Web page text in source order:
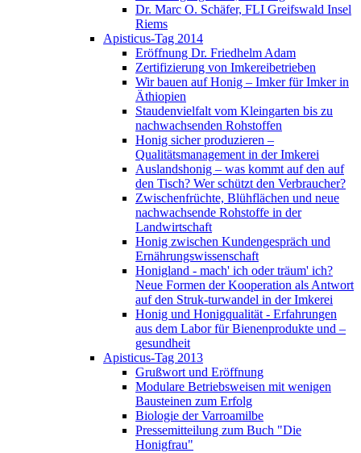
Dr. Marc O. Schäfer, FLI Greifswald Insel
Riems
Apisticus-Tag 2014
Eröffnung Dr. Friedhelm Adam
Zertifizierung von Imkereibetrieben
Wir bauen auf Honig – Imker für Imker in
Äthiopien
Staudenvielfalt vom Kleingarten bis zu
nachwachsenden Rohstoffen
Honig sicher produzieren –
Qualitätsmanagement in der Imkerei
Auslandshonig – was kommt auf den auf
den Tisch? Wer schützt den Verbraucher?
Zwischenfrüchte, Blühflächen und neue
nachwachsende Rohstoffe in der
Landwirtschaft
Honig zwischen Kundengespräch und
Ernährungswissenschaft
Honigland - mach' ich oder träum' ich?
Neue Formen der Kooperation als Antwort
auf den Struk-turwandel in der Imkerei
Honig und Honigqualität - Erfahrungen
aus dem Labor für Bienenprodukte und –
gesundheit
Apisticus-Tag 2013
Grußwort und Eröffnung
Modulare Betriebsweisen mit wenigen
Bausteinen zum Erfolg
Biologie der Varroamilbe
Pressemitteilung zum Buch "Die
Honigfrau"